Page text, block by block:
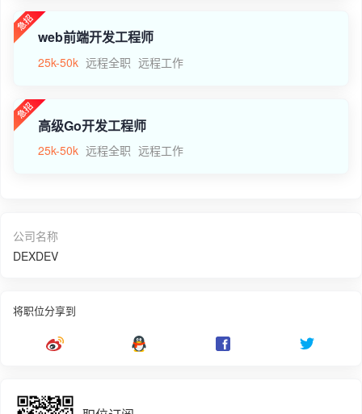
web前端开发工程师
25k-50k 远程全职 远程工作
高级Go开发工程师
25k-50k 远程全职 远程工作
公司名称
DEXDEV
将职位分享到